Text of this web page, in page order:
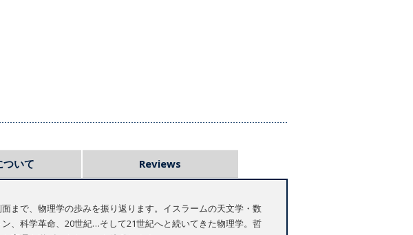
ついて Reviews
まで、物理学の歩みを振り返ります。イスラームの天文学・数
、科学革命、20世紀…そして21世紀へと続いてきた物理学。哲